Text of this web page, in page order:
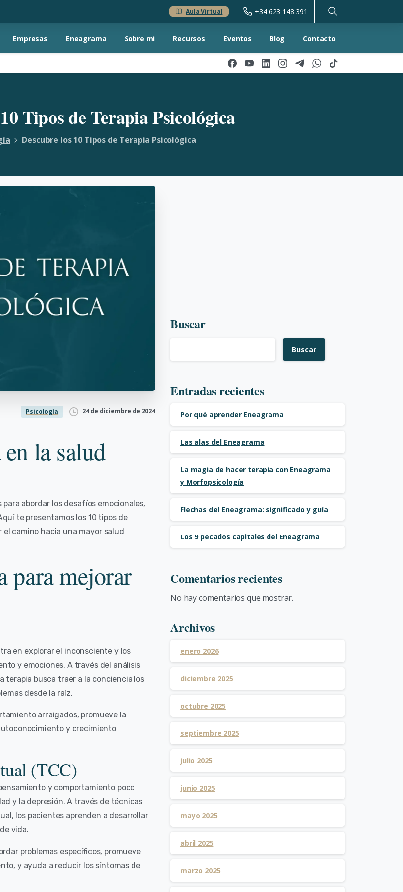
Aula Virtual +34 623 148 391
Empresas Eneagrama Sobre mi Recursos Eventos Blog Contacto
10TiposdeTerapiaPsicológica
Descubre los 10 Tipos de Terapia Psicológica
Psicología 24 de diciembre de 2024
la salud
abordar los desafíos emocionales,
te presentamos los 10 tipos de
camino hacia una mayor salud
para mejorar
en explorar el inconsciente y los
y emociones. A través del análisis
terapia busca traer a la conciencia los
desde la raíz.
arraigados, promueve la
y crecimiento
(TCC)
y comportamiento poco
y la depresión. A través de técnicas
los pacientes aprenden a desarrollar
vida.
problemas específicos, promueve
y ayuda a reducir los síntomas de
Buscar
Buscar
Entradas recientes
Por qué aprender Eneagrama
Las alas del Eneagrama
La magia de hacer terapia con Eneagrama
y Morfopsicología
Flechas del Eneagrama: significado y guía
Los 9 pecados capitales del Eneagrama
Comentarios recientes
No hay comentarios que mostrar.
Archivos
enero 2026
diciembre 2025
octubre 2025
septiembre 2025
julio 2025
junio 2025
mayo 2025
abril 2025
marzo 2025